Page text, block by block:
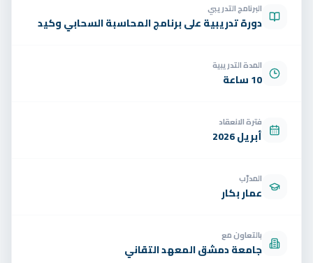
البرنامج التدريبي
دورة تدريبية على برنامج المحاسبة السحابي وكيد
المدة التدريبية
10 ساعة
فترة الانعقاد
أبريل 2026
المدرّب
عمار بكار
بالتعاون مع
جامعة دمشق المعهد التقاني